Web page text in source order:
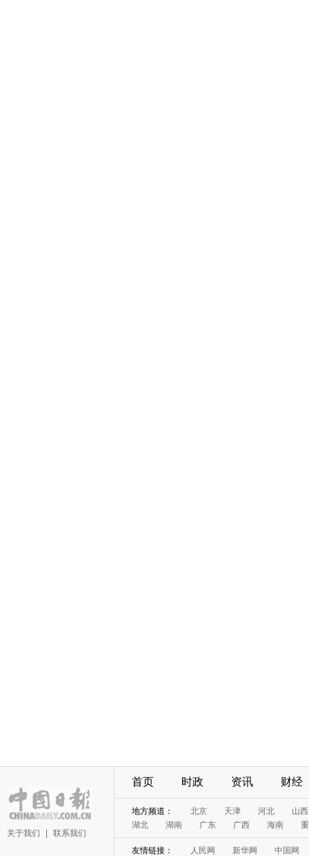
关于我们 联系我们
首页 时政 资讯 财经
地方频道： 北京 天津 河北
山西
湖北
湖南 广东 广西 海南
友情链接： 人民网 新华网
中国网